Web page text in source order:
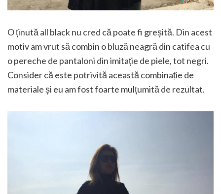
O ținută all black nu cred că poate fi greșită. Din acest
motiv am vrut să combin o bluză neagră din catifea cu
o pereche de pantaloni din imitație de piele, tot negri.
Consider că este potrivită această combinație de
materiale și eu am fost foarte mulțumită de rezultat.